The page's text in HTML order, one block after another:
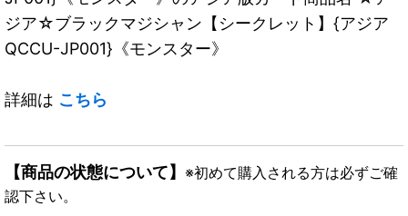
ジア☆ブラックマジシャン【シークレット】{アジア
QCCU-JP001}《モンスター》
詳細は こちら
【商品の状態について】 ※初めて購入される方は必ずご確
認下さい。